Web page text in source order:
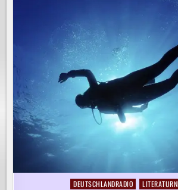
Posted
DEUTSCHLANDRADIO